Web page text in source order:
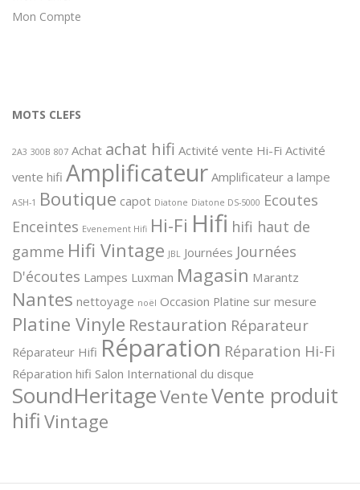
Mon Compte
MOTS CLEFS
2A3 300B 807 Achat achat hifi Activité vente Hi-Fi Activité
vente hifi Amplificateur Amplificateur a lampe
ASH-1 Boutique capot Diatone Diatone DS-5000 Ecoutes
Enceintes Evenement Hifi Hi-Fi Hifi hifi haut de
gamme Hifi Vintage JBL Journées Journées
D'écoutes Lampes Luxman Magasin Marantz
Nantes nettoyage noël Occasion Platine sur mesure
Platine Vinyle Restauration Réparateur
Réparateur Hifi Réparation Réparation Hi-Fi
Réparation hifi Salon International du disque
SoundHeritageVenteVente produit
hifi Vintage